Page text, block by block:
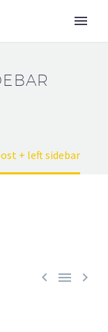
+ left sidebar
  